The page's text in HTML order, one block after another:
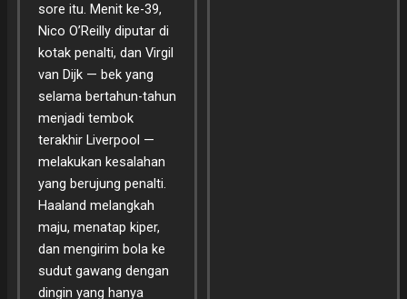
sore itu. Menit ke-39,
Nico O’Reilly diputar di
kotak penalti, dan Virgil
van Dijk — bek yang
selama bertahun-tahun
menjadi tembok
terakhir Liverpool —
melakukan kesalahan
yang berujung penalti.
Haaland melangkah
maju, menatap kiper,
dan mengirim bola ke
sudut gawang dengan
dingin yang hanya